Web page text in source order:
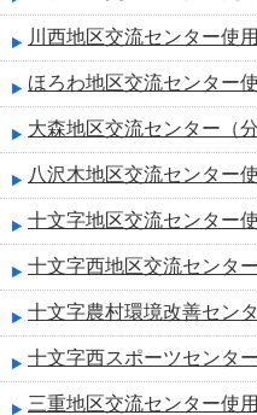
川西地区交流センター使
ほろわ地区交流センター
大森地区交流センター（
八沢木地区交流センター
十文字地区交流センター
十文字西地区交流センタ
十文字農村環境改善セン
十文字西スポーツセンタ
三重地区交流センター使